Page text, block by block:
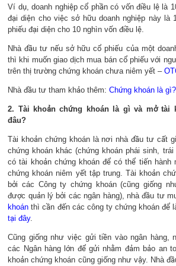
Ví dụ, doanh nghiệp cổ phần có vốn điều lệ là
đại diện cho việc sở hữu doanh nghiệp này là
phiếu đại diện cho 10 nghìn vốn điều lệ.
Nhà đầu tư nếu sở hữu cổ phiếu của một
thì khi muốn giao dịch mua bán cổ phiếu với
trên thị trường chứng khoán chưa niêm yết –
Nhà đầu tư tham khảo thêm:Chứng khoán là
2. Tài khoản chứng khoán là gì và mở tài
đâu?
Tài khoản chứng khoán là nơi nhà đầu tư cất
chứng khoán khác (chứng khoán phái sinh,
có tài khoản chứng khoán để có thể tiến hành
chứng khoán niêm yết tập trung. Tài khoản
bởi các Công ty chứng khoán (cũng giống
được quản lý bởi các ngân hàng), nhà đầu tư
khoán thì cần đến các công ty chứng khoán để
tại đây.
Cũng giống như việc gửi tiền vào ngân hàng,
các Ngân hàng lớn để gửi nhằm đảm bảo an
khoản chứng khoán cũng giống như vậy. Nhà